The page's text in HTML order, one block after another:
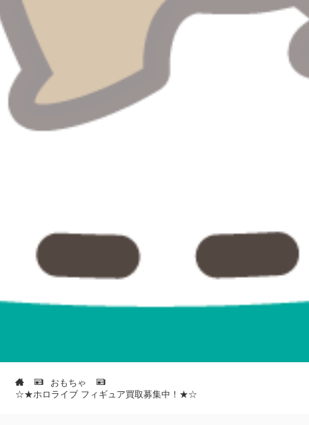
おもちゃ
☆★ホロライブ フィギュア買取募集中！★☆